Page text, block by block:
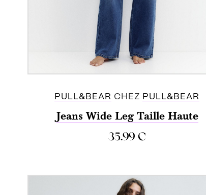
PULL&BEAR CHEZ PULL&BEAR
Jeans Wide Leg Taille Haute
35.99 €
ACHETER